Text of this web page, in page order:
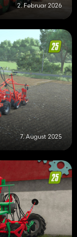
2. Februar 2026
7. August 2025